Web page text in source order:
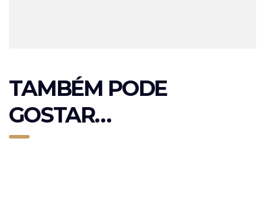
TAMBÉM PODE
GOSTAR…